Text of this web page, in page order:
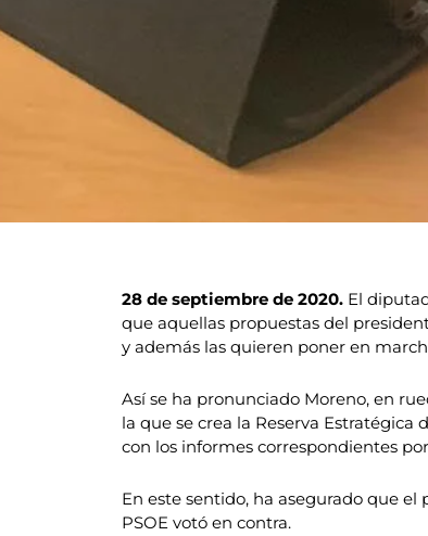
28 de septiembre de 2020. El
que aquellas propuestas del
y además las quieren poner en
Así se ha pronunciado Moreno, en
la que se crea la Reserva
con los informes correspondientes
En este sentido, ha asegurado que el
PSOE votó en contra.